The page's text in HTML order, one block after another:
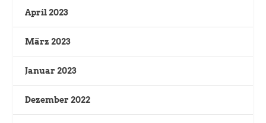
April 2023
März 2023
Januar 2023
Dezember 2022